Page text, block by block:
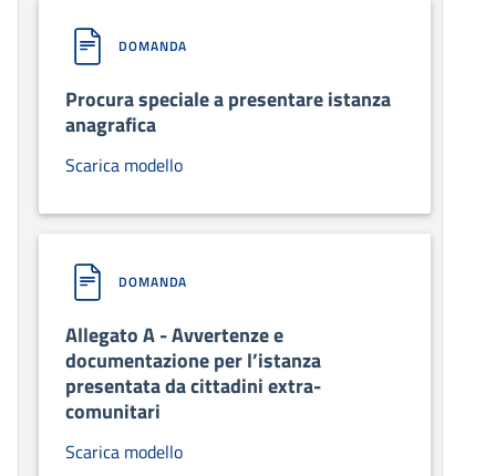
DOMANDA
Procura speciale a presentare istanza
anagrafica
Scarica modello
DOMANDA
Allegato A - Avvertenze e
documentazione per l’istanza
presentata da cittadini extra-
comunitari
Scarica modello